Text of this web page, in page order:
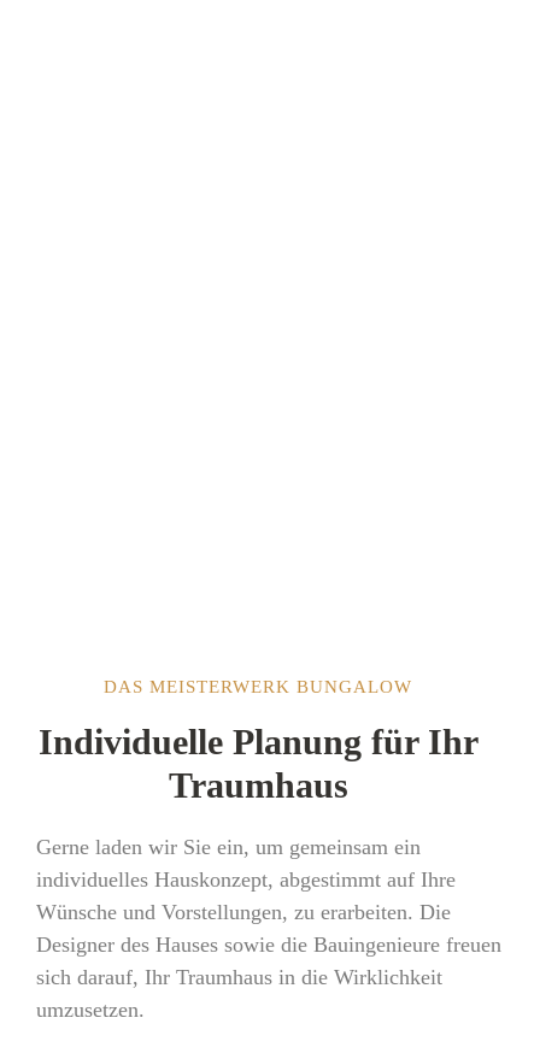
DAS MEISTERWERK BUNGALOW
Individuelle Planung für Ihr
Traumhaus
Gerne laden wir Sie ein, um gemeinsam ein
individuelles Hauskonzept, abgestimmt auf Ihre
Wünsche und Vorstellungen, zu erarbeiten. Die
Designer des Hauses sowie die Bauingenieure freuen
sich darauf, Ihr Traumhaus in die Wirklichkeit
umzusetzen.